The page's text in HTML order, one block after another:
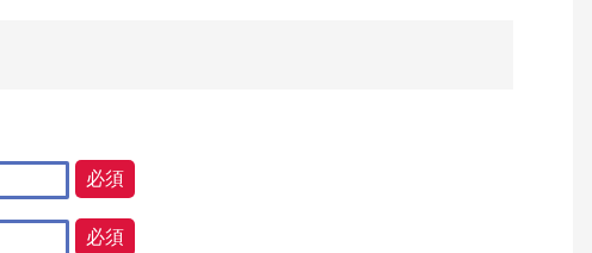
必須
必須